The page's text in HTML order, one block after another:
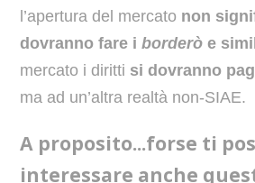
l’apertura del mercato non
dovranno fare i borderòe
mercato i diritti si dovranno
ma ad un’altra realtà non-SIAE.
A proposito...forse ti
interessare anche